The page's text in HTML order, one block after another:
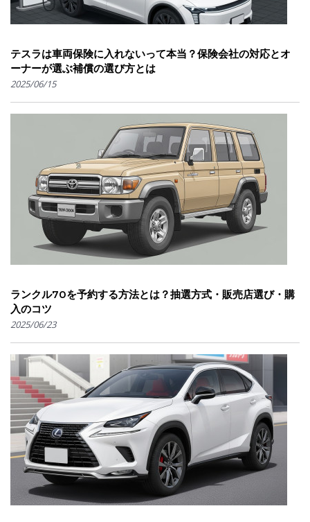
テスラは車両保険に入れないって本当？保険会社の対応とオ
ーナーが選ぶ補償の選び方とは
2025/06/15
ランクル70を予約する方法とは？抽選方式・販売店選び・購
入のコツ
2025/06/23